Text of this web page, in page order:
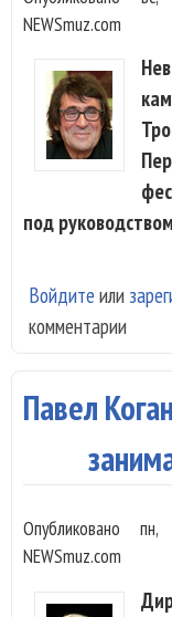
NEWSmuz.com
под
Войдите или
комментарии
Павел
Опубликовано
NEWSmuz.com